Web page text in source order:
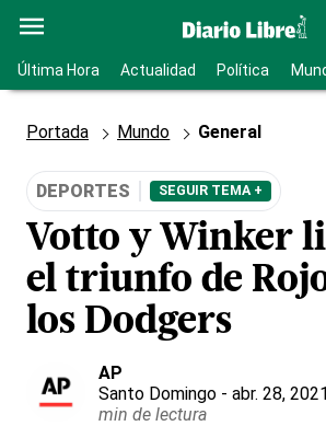
Última Hora Actualidad Política
Portada Mundo General
DEPORTES SEGUIR TEMA +
Votto y Winker
el triunfo de
los Dodgers
AP
Santo Domingo - abr. 28,
min de lectura